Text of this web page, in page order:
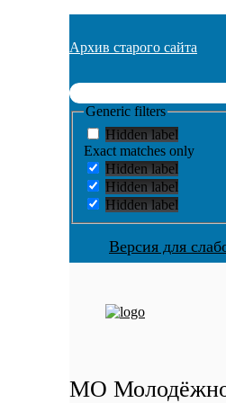
Архив старого сайта
Generic filters
Hidden label
Exact matches only
Hidden label
Hidden label
Hidden label
Версия для
МО